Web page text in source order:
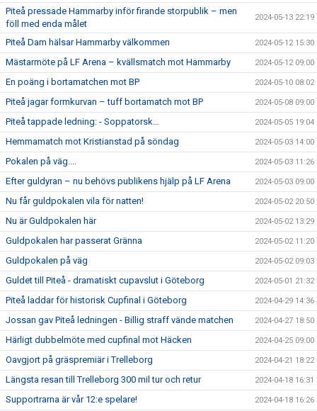
Piteå pressade Hammarby inför firande storpublik – men
föll med enda målet
2024-05-13 22:19
Piteå Dam hälsar Hammarby välkommen 2024-05-12 15:30
Mästarmöte på LF Arena – kvällsmatch mot Hammarby 2024-05-12 09:00
En poäng i bortamatchen mot BP 2024-05-10 08:02
Piteå jagar formkurvan – tuff bortamatch mot BP 2024-05-08 09:00
Piteå tappade ledning: - Soppatorsk… 2024-05-05 19:04
Hemmamatch mot Kristianstad på söndag 2024-05-03 14:00
Pokalen på väg.... 2024-05-03 11:26
Efter guldyran – nu behövs publikens hjälp på LF Arena 2024-05-03 09:00
Nu får guldpokalen vila för natten! 2024-05-02 20:50
Nu är Guldpokalen här 2024-05-02 13:29
Guldpokalen har passerat Gränna 2024-05-02 11:20
Guldpokalen på väg 2024-05-02 09:03
Guldet till Piteå - dramatiskt cupavslut i Göteborg 2024-05-01 21:32
Piteå laddar för historisk Cupfinal i Göteborg 2024-04-29 14:36
Jossan gav Piteå ledningen - Billig straff vände matchen 2024-04-27 18:50
Härligt dubbelmöte med cupfinal mot Häcken 2024-04-25 09:00
Oavgjort på gräspremiär i Trelleborg 2024-04-21 18:22
Längsta resan till Trelleborg 300 mil tur och retur 2024-04-18 16:31
Supportrarna är vår 12:e spelare! 2024-04-18 16:26